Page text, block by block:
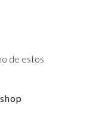
de estos